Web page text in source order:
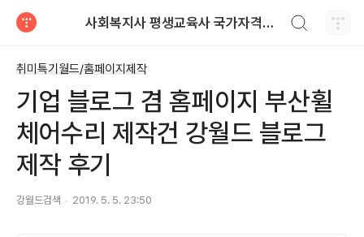
사회복지사 평생교육사 국가자격증 레포트 자료
취미특기월드/홈페이지제작
기업 블로그 겸 홈페이지 부산휠
체어수리 제작건 강월드 블로그
제작 후기
강월드검색 2019. 5. 5. 23:50